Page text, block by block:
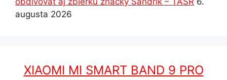
augusta 2026
XIAOMI MI SMART BAND 9 PRO